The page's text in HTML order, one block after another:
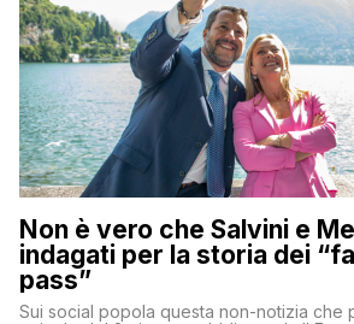
Non è vero che Salvini e
indagati per la storia dei
pass”
Sui social popola questa non-notizia che